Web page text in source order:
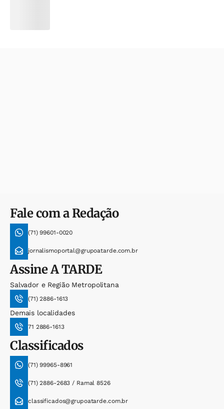
Fale com a Redação
(71) 99601-0020
jornalismoportal@grupoatarde.com.br
AssineA TARDE
Salvador e Região Metropolitana
(71) 2886-1613
Demais localidades
71 2886-1613
Classificados
(71) 99965-8961
(71) 2886-2683 / Ramal 8526
classificados@grupoatarde.com.br